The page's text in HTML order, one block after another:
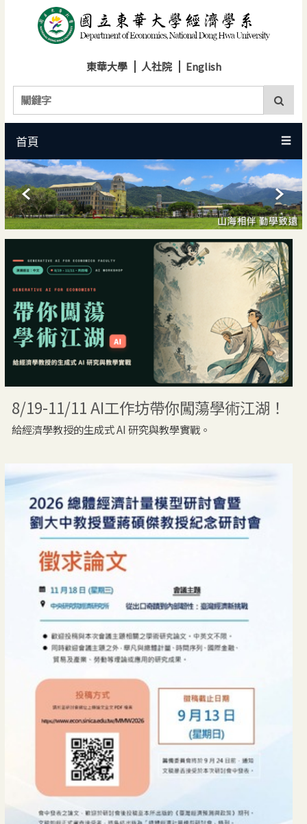
東華大學 人社院 English
首頁 ☰
8/19-11/11 AI工作坊帶你闖蕩學術江湖！
給經濟學教授的生成式 AI 研究與教學實戰。